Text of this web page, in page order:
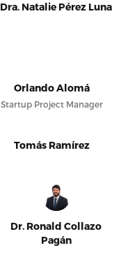
Dra. Natalie Pérez Luna
Orlando Alomá
Startup Project Manager
Tomás Ramírez
Dr. Ronald Collazo
Pagán